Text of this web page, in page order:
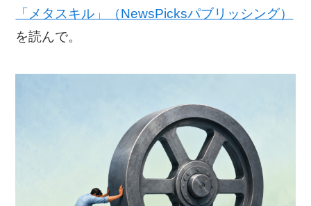
「メタスキル」（NewsPicksパブリッシング）
を読んで。